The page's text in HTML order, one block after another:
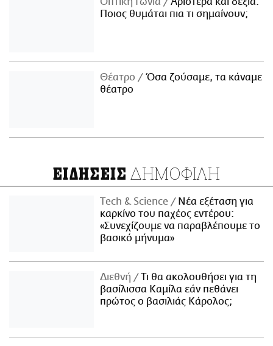
Ποιος θυμάται πια τι σημαίνουν;
Θέατρο
Όσα ζούσαμε, τα κάναμε
θέατρο
ΕΙΔΗΣΕΙΣ ΔΗΜΟΦΙΛΗ
Τech & Science
Νέα εξέταση για
καρκίνο του παχέος εντέρου:
«Συνεχίζουμε να παραβλέπουμε το
βασικό μήνυμα»
Διεθνή
Τι θα ακολουθήσει για τη
βασίλισσα Καμίλα εάν πεθάνει
πρώτος ο βασιλιάς Κάρολος;